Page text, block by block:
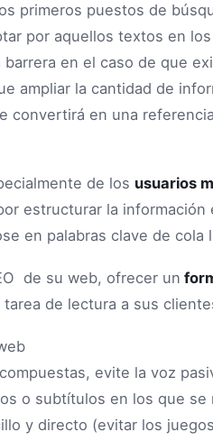
primeros puestos de
por aquellos textos en
en el caso de que
ampliar la cantidad de
convertirá en una
de los usuarios
estructurar la información
en palabras clave de cola
de su web, ofrecer un
de lectura a sus
evite la voz
o subtítulos en los que se
y directo (evitar los